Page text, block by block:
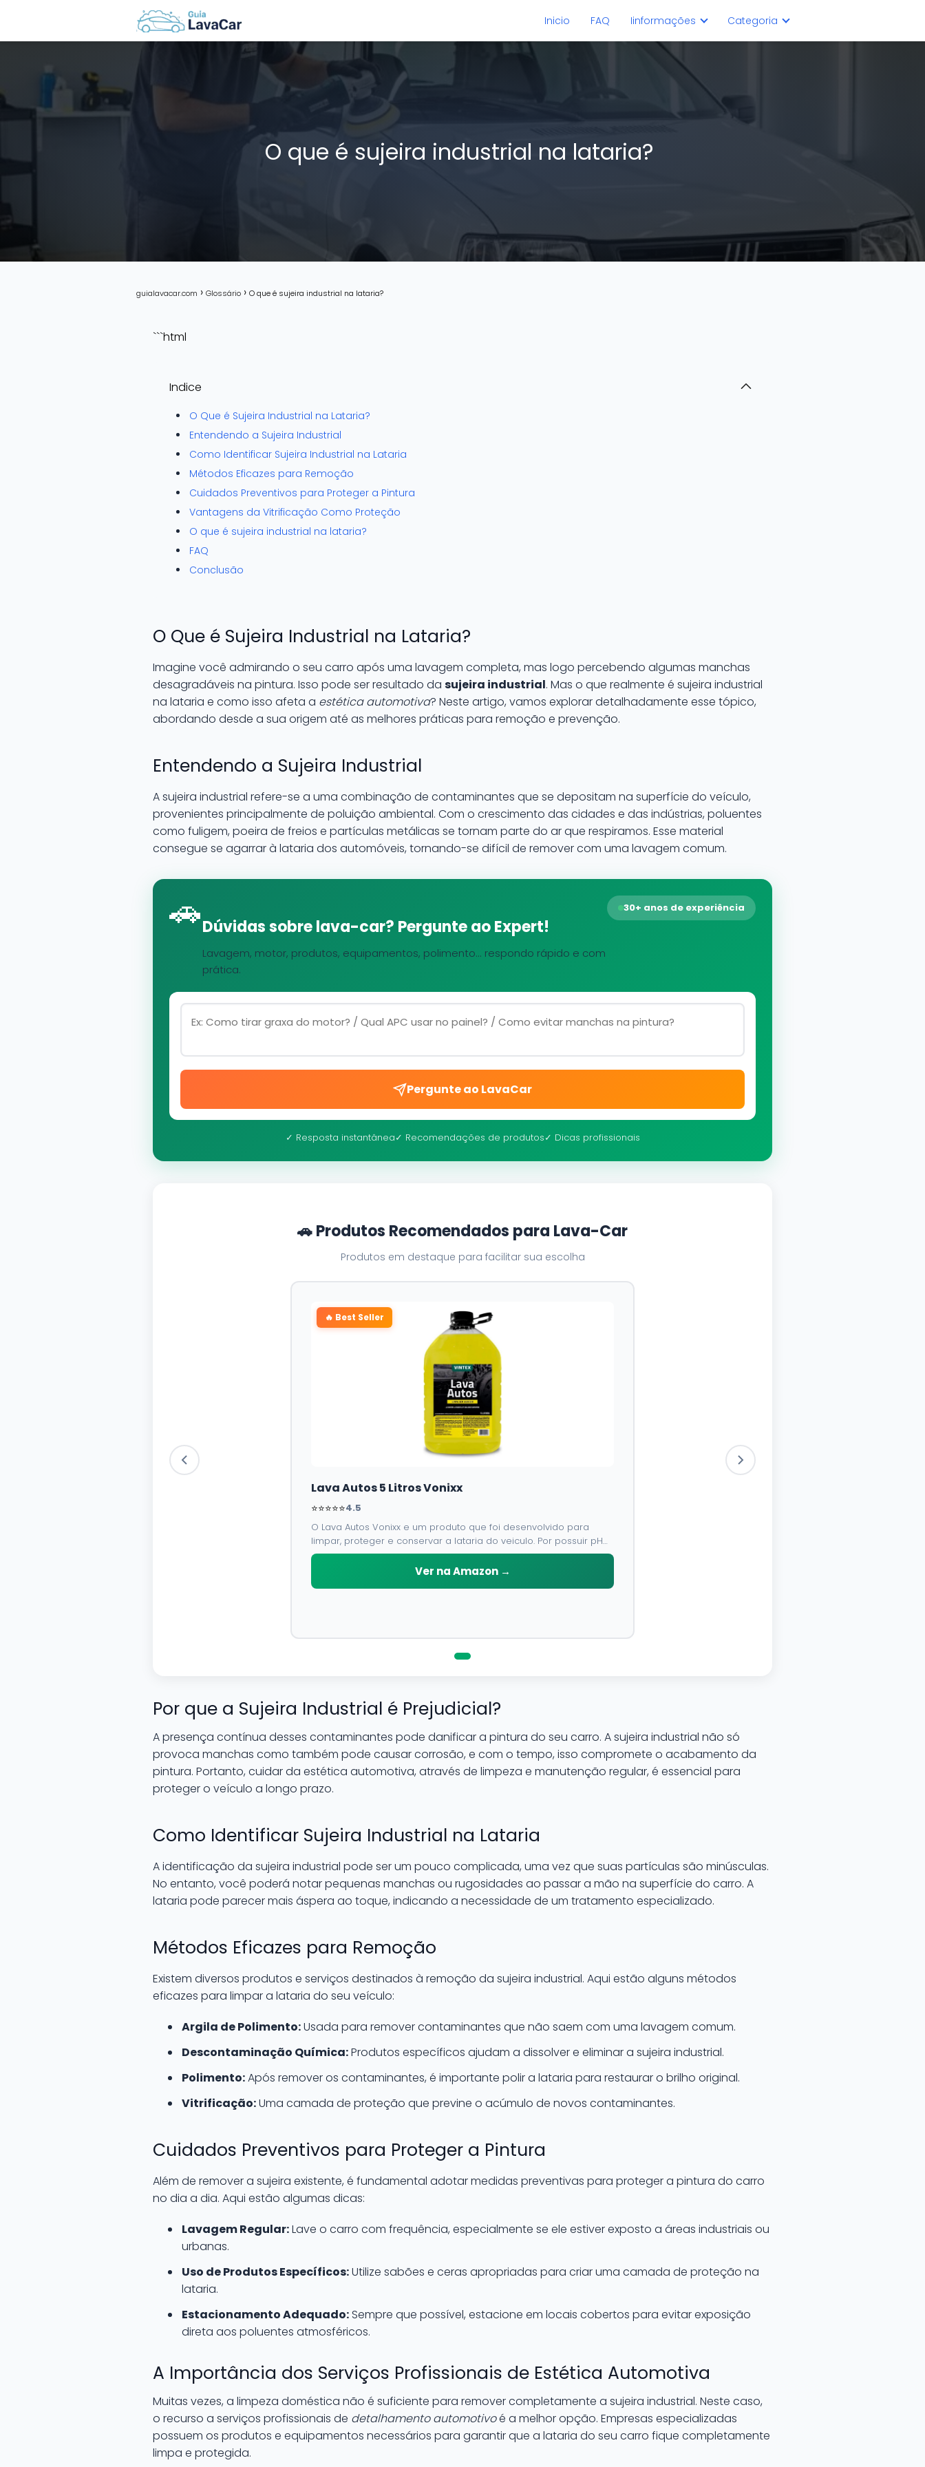
Inicio FAQ Iinformações Categoria
O que é sujeira industrial na lataria?
guialavacar.com Glossário O que é sujeira industrial na lataria?
```html
Indice
O Que é Sujeira Industrial na Lataria?
Entendendo a Sujeira Industrial
Como Identificar Sujeira Industrial na Lataria
Métodos Eficazes para Remoção
Cuidados Preventivos para Proteger a Pintura
Vantagens da Vitrificação Como Proteção
O que é sujeira industrial na lataria?
FAQ
Conclusão
O Que é Sujeira Industrial na Lataria?
Imagine você admirando o seu carro após uma lavagem completa, mas logo percebendo algumas manchas
desagradáveis na pintura. Isso pode ser resultado da sujeira industrial. Mas o que realmente é sujeira industrial
na lataria e como isso afeta a estética automotiva? Neste artigo, vamos explorar detalhadamente esse tópico,
abordando desde a sua origem até as melhores práticas para remoção e prevenção.
Entendendo a Sujeira Industrial
A sujeira industrial refere-se a uma combinação de contaminantes que se depositam na superfície do veículo,
provenientes principalmente de poluição ambiental. Com o crescimento das cidades e das indústrias, poluentes
como fuligem, poeira de freios e partículas metálicas se tornam parte do ar que respiramos. Esse material
consegue se agarrar à lataria dos automóveis, tornando-se difícil de remover com uma lavagem comum.
🚗Dúvidas sobre lava-car? Pergunte ao Expert!
Lavagem, motor, produtos, equipamentos, polimento... respondo rápido e com
prática.
30+ anos de experiência
Pergunte ao LavaCar
✓ Resposta instantânea✓ Recomendações de produtos✓ Dicas profissionais
🚗 Produtos Recomendados para Lava-Car
Produtos em destaque para facilitar sua escolha
🔥 Best Seller
Lava Autos 5 Litros Vonixx
⭐⭐⭐⭐⭐4.5
O Lava Autos Vonixx e um produto que foi desenvolvido para
limpar, proteger e conservar a lataria do veiculo. Por possuir pH
neutro, pode ser aplicado em qualquer superficie sem correr o
Ver na Amazon →
Por que a Sujeira Industrial é Prejudicial?
A presença contínua desses contaminantes pode danificar a pintura do seu carro. A sujeira industrial não só
provoca manchas como também pode causar corrosão, e com o tempo, isso compromete o acabamento da
pintura. Portanto, cuidar da estética automotiva, através de limpeza e manutenção regular, é essencial para
proteger o veículo a longo prazo.
Como Identificar Sujeira Industrial na Lataria
A identificação da sujeira industrial pode ser um pouco complicada, uma vez que suas partículas são minúsculas.
No entanto, você poderá notar pequenas manchas ou rugosidades ao passar a mão na superfície do carro. A
lataria pode parecer mais áspera ao toque, indicando a necessidade de um tratamento especializado.
Métodos Eficazes para Remoção
Existem diversos produtos e serviços destinados à remoção da sujeira industrial. Aqui estão alguns métodos
eficazes para limpar a lataria do seu veículo:
Argila de Polimento:Usada para remover contaminantes que não saem com uma lavagem comum.
Descontaminação Química:Produtos específicos ajudam a dissolver e eliminar a sujeira industrial.
Polimento:Após remover os contaminantes, é importante polir a lataria para restaurar o brilho original.
Vitrificação:Uma camada de proteção que previne o acúmulo de novos contaminantes.
Cuidados Preventivos para Proteger a Pintura
Além de remover a sujeira existente, é fundamental adotar medidas preventivas para proteger a pintura do carro
no dia a dia. Aqui estão algumas dicas:
Lavagem Regular:Lave o carro com frequência, especialmente se ele estiver exposto a áreas industriais ou
urbanas.
Uso de Produtos Específicos:Utilize sabões e ceras apropriadas para criar uma camada de proteção na
lataria.
Estacionamento Adequado: Sempre que possível, estacione em locais cobertos para evitar exposição
direta aos poluentes atmosféricos.
A Importância dos Serviços Profissionais de Estética Automotiva
Muitas vezes, a limpeza doméstica não é suficiente para remover completamente a sujeira industrial. Neste caso,
o recurso a serviços profissionais de detalhamento automotivoé a melhor opção. Empresas especializadas
possuem os produtos e equipamentos necessários para garantir que a lataria do seu carro fique completamente
limpa e protegida.